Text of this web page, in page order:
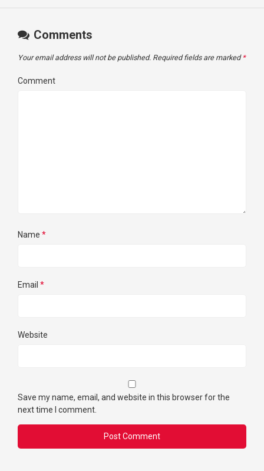
Comments
Your email address will not be published. Required fields are marked *
Comment
Name *
Email *
Website
Save my name, email, and website in this browser for the
next time I comment.